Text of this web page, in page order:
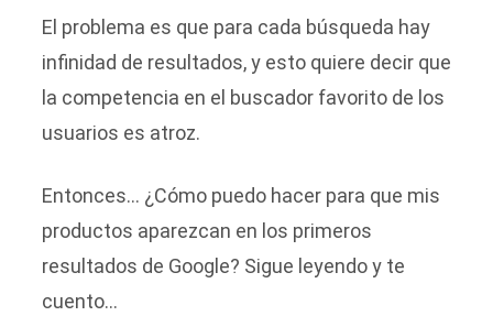
El problema es que para cada búsqueda hay
infinidad de resultados, y esto quiere decir que
la competencia en el buscador favorito de los
usuarios es atroz.
Entonces… ¿Cómo puedo hacer para que mis
productos aparezcan en los primeros
resultados de Google? Sigue leyendo y te
cuento…